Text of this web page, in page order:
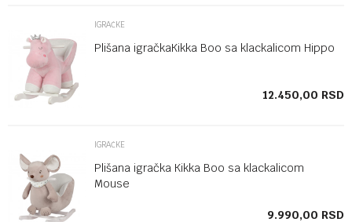
IGRAČKE
Plišana igračkaKikka Boo sa klackalicom Hippo
12.450,00 RSD
IGRAČKE
Plišana igračka Kikka Boo sa klackalicom
Mouse
9.990,00 RSD